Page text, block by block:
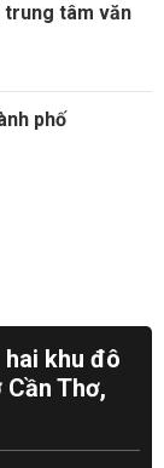
trung tâm văn
phố
hai khu đô
Thơ,